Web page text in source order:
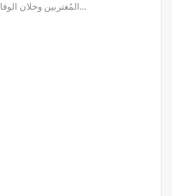
المُغتربين وخلان الوفا في مطعم الكاشف – تبنين، حيث…